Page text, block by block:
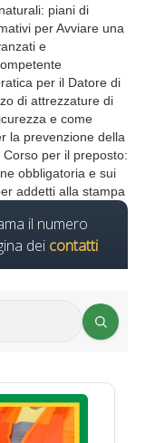
piani di
per Avviare una
e
per il Datore di
di attrezzature di
e come
la prevenzione della
per il preposto:
obbligatoria e sui
addetti alla stampa
il numero
dei contatti